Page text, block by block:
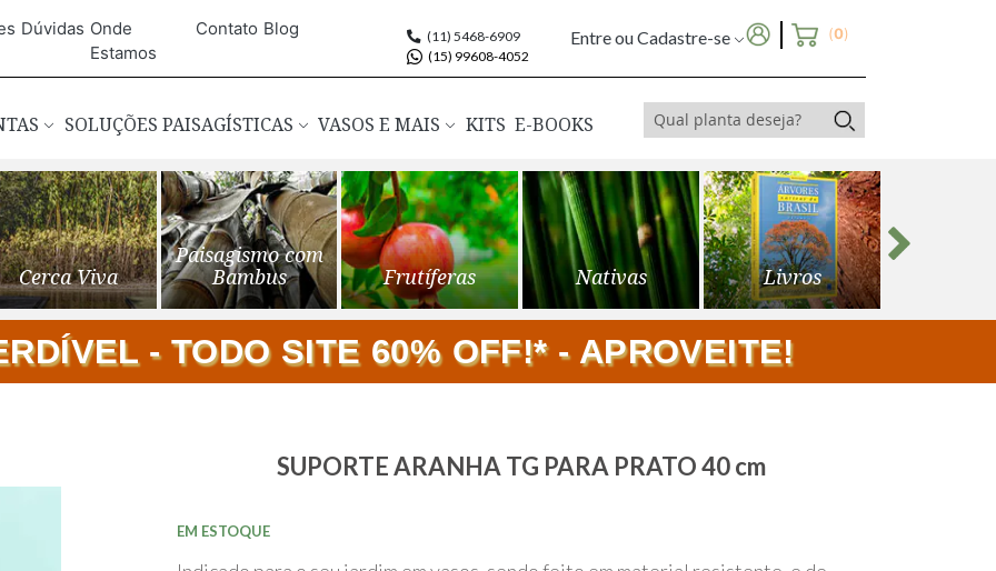
Dúvidas Onde
Estamos
Contato Blog
(11) 5468-6909
(15) 99608-4052
Entre ou Cadastre-se (0)
SOLUÇÕES PAISAGÍSTICAS VASOS E MAIS KITS E-BOOKS
Cerca Viva
Paisagismo com
Bambus
Frutíferas Nativas Livros
- TODO SITE 60% OFF!* - APROVEITE!
SUPORTE ARANHA TG PARA PRATO 40 cm
EM ESTOQUE